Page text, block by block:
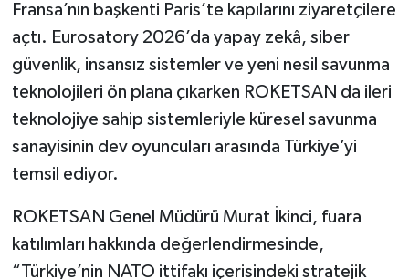
Fransa’nın başkenti Paris’te kapılarını ziyaretçilere
açtı. Eurosatory 2026’da yapay zekâ, siber
güvenlik, insansız sistemler ve yeni nesil savunma
teknolojileri ön plana çıkarken ROKETSAN da ileri
teknolojiye sahip sistemleriyle küresel savunma
sanayisinin dev oyuncuları arasında Türkiye’yi
temsil ediyor.
ROKETSAN Genel Müdürü Murat İkinci, fuara
katılımları hakkında değerlendirmesinde,
“Türkiye’nin NATO ittifakı içerisindeki stratejik